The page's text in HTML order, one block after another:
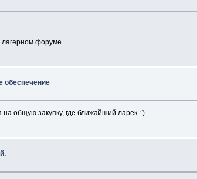
лагерном форуме.
обеспечение
на общую закупку, где ближайший ларек : )